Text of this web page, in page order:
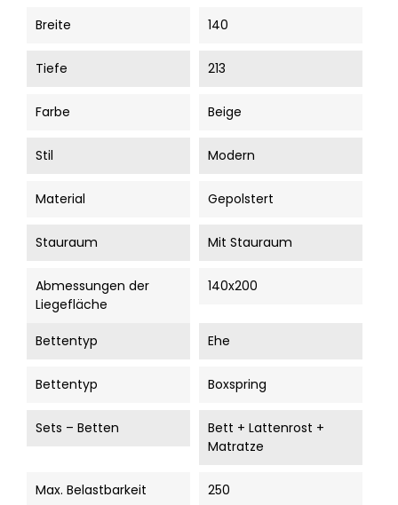
Breite 140
Tiefe 213
Farbe Beige
Stil Modern
Material Gepolstert
Stauraum Mit Stauraum
Abmessungen der
Liegefläche
140x200
Bettentyp Ehe
Bettentyp Boxspring
Sets – Betten
Bett + Lattenrost +
Matratze
Max. Belastbarkeit 250